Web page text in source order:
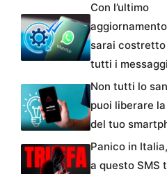
Con l’ultimo
sarai costretto
tutti i
Non tutti lo
puoi liberare
del tuo
Panico in
a questo SMS